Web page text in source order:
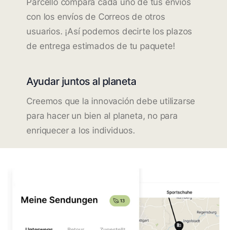
con los envíos de Correos de otros
usuarios. ¡Así podemos decirte los plazos
de entrega estimados de tu paquete!
Ayudar juntos al planeta
Creemos que la innovación debe utilizarse
para hacer un bien al planeta, no para
enriquecer a los individuos.